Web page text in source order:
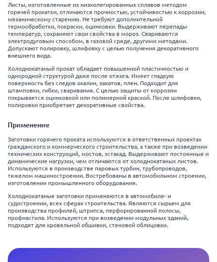
Листы, изготовленные из низколегированных сплавов методом
горячей прокатки, отличаются прочностью, устойчивостью к коррозии,
механическому старению. Не требуют дополнительной
термообработки, покраски, оцинковки. Выдерживают перепады
температур, сохраняют свои свойства в мороз. Свариваются
электродуговым способом, в газовой среде, другими методами.
Допускают полировку, шлифовку с целью получения декоративного
внешнего вида.
Холоднокатаный прокат обладает повышенной пластичностью и
однородной структурой даже после отжига. Имеет гладкую
поверхность без следов окалин, закатов, плен. Подходит для
штамповки, гибки, сваривания. С целью защиты от коррозии
покрывается оцинковкой или полимерной краской. После шлифовки,
полировки приобретает декоративные свойства.
Применение
Заготовки горячего проката используются в ответственных проектах
гражданского и коммерческого строительства, а также при возведении
технических конструкций, мостов, эстакад. Выдерживают постоянные и
динамические нагрузки, чем отличаются от холоднокатаных листов.
Используются в производстве паровых турбин, трубопроводов,
тяжелом машиностроении. Востребованы в автомобильном строении,
изготовлении промышленного оборудования.
Холоднокатаные заготовки применяются в автомобиле- и
судостроении, всех сферах строительства. Являются сырьем для
производства профилей, штрипса, перфорированной полосы,
профнастила. Используются при возведении модульных зданий,
подходят для кровельной обшивки, стеновой облицовки.